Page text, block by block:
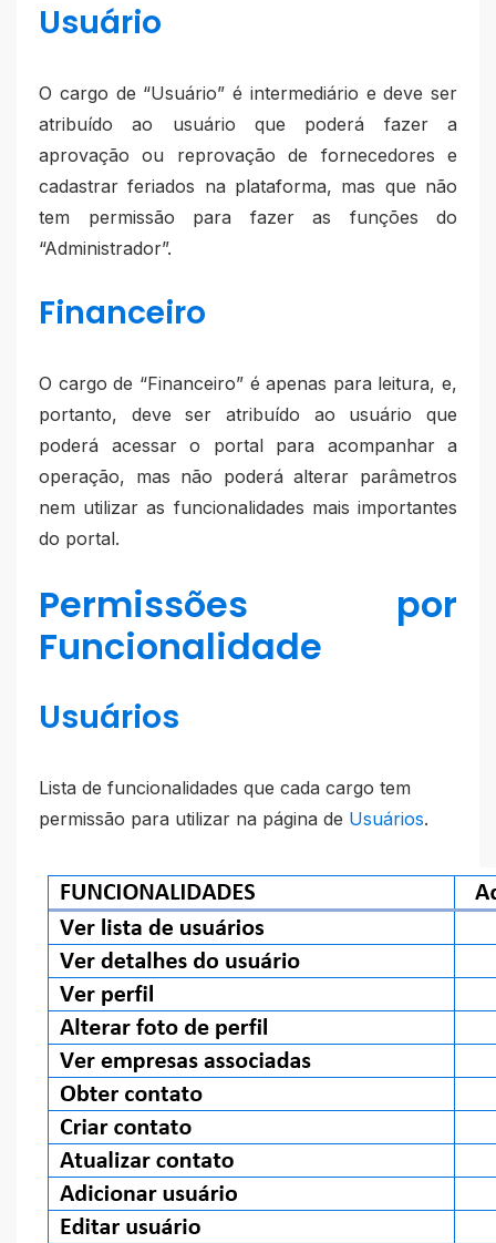
Usuário
O cargo de “Usuário” é intermediário e deve ser
atribuído ao usuário que poderá fazer a
aprovação ou reprovação de fornecedores e
cadastrar feriados na plataforma, mas que não
tem permissão para fazer as funções do
“Administrador”.
Financeiro
O cargo de “Financeiro” é apenas para leitura, e,
portanto, deve ser atribuído ao usuário que
poderá acessar o portal para acompanhar a
operação, mas não poderá alterar parâmetros
nem utilizar as funcionalidades mais importantes
do portal.
Permissões por
Funcionalidade
Usuários
Lista de funcionalidades que cada cargo tem
permissão para utilizar na página de Usuários.